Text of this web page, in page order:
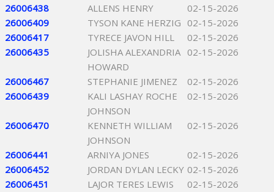
26006438 ALLENS HENRY
02-15-2026
26006409
TYSON KANE HERZIG 02-15-2026
26006417
TYRECE JAVON HILL
02-15-2026
26006435
JOLISHA ALEXANDRIA
HOWARD
02-15-2026
26006467 STEPHANIE JIMENEZ
02-15-2026
26006439
KALI LASHAY ROCHE
JOHNSON
02-15-2026
26006470
KENNETH WILLIAM
JOHNSON
02-15-2026
26006441 ARNIYA JONES
02-15-2026
26006452
JORDAN DYLAN LECKY 02-15-2026
26006451
LAJOR TERES LEWIS
02-15-2026